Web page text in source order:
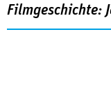
Filmgeschichte: